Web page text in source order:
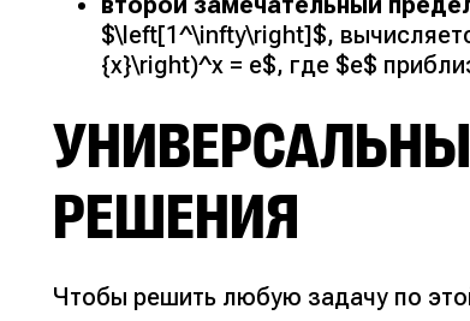
$\left[1^\infty\right]$,
{x}\right)^x = e$, где $e$
РЕШЕНИЯ
Чтобы решить любую задачу по